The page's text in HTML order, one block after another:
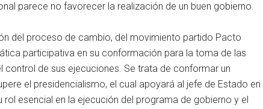
parece no favorecer la realización de un buen gobierno.
del proceso de cambio, del movimiento partido Pacto
participativa en su conformación para la toma de las
control de sus ejecuciones. Se trata de conformar un
el presidencialismo, el cual apoyará al jefe de Estado en
esencial en la ejecución del programa de gobierno y el